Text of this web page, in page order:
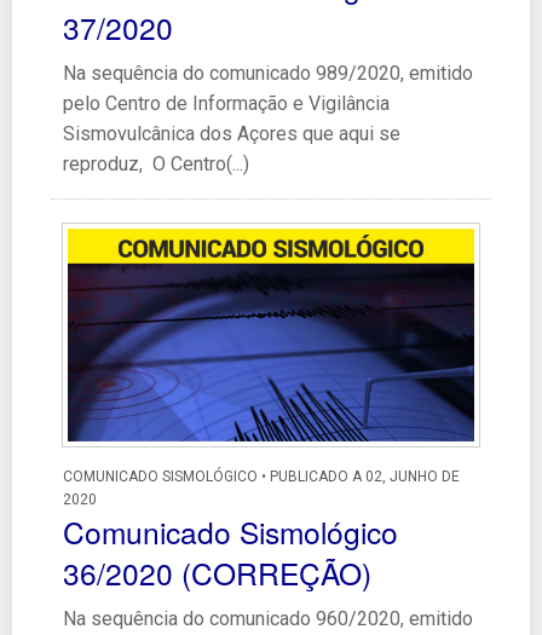
37/2020
Na sequência do comunicado 989/2020, emitido
pelo Centro de Informação e Vigilância
Sismovulcânica dos Açores que aqui se
reproduz, O Centro(...)
COMUNICADO SISMOLÓGICO • PUBLICADO A 02, JUNHO DE
2020
Comunicado Sismológico
36/2020 (CORREÇÃO)
Na sequência do comunicado 960/2020, emitido